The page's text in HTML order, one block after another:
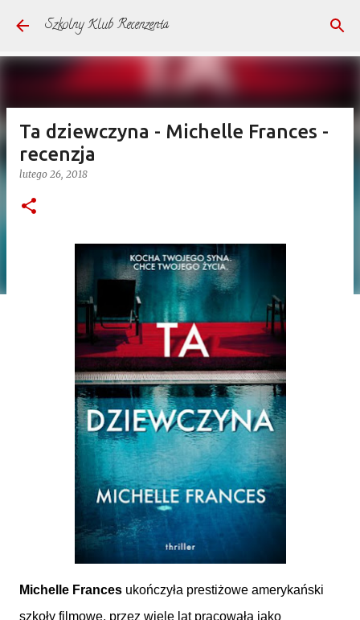
Przejdź do głównej zawartości
Szkolny Klub Recenzenta
Ta dziewczyna - Michelle Frances -
recenzja
lutego 26, 2018
Michelle Frances ukończyła prestiżowe amerykański
szkoły filmowe, przez wiele lat pracowała jako